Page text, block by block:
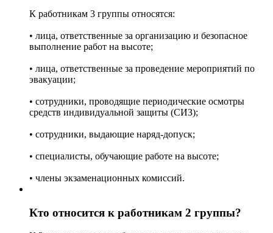
К работникам 3 группы относятся:
• лица, ответственные за организацию и безопасное
выполнение работ на высоте;
• лица, ответственные за проведение мероприятий по
эвакуации;
• сотрудники, проводящие периодические осмотры
средств индивидуальной защиты (СИЗ);
• сотрудники, выдающие наряд-допуск;
• специалисты, обучающие работе на высоте;
• члены экзаменационных комиссий.
Кто относится к работникам 2 группы?